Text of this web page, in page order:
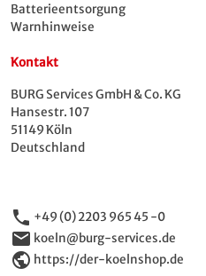
Batterieentsorgung
Warnhinweise
Kontakt
BURG Services GmbH & Co. KG
Hansestr. 107
51149 Köln
Deutschland
phone +49 (0) 2203 965 45 -0
email koeln@burg-services.de
public https://der-koelnshop.de